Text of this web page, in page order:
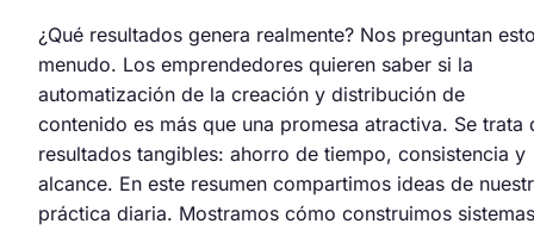
¿Qué resultados genera realmente? Nos preguntan
menudo. Los emprendedores quieren saber si la
automatización de la creación y distribución de
contenido es más que una promesa atractiva. Se trata
resultados tangibles: ahorro de tiempo, consistencia y
alcance. En este resumen compartimos ideas de
práctica diaria. Mostramos cómo construimos sistemas